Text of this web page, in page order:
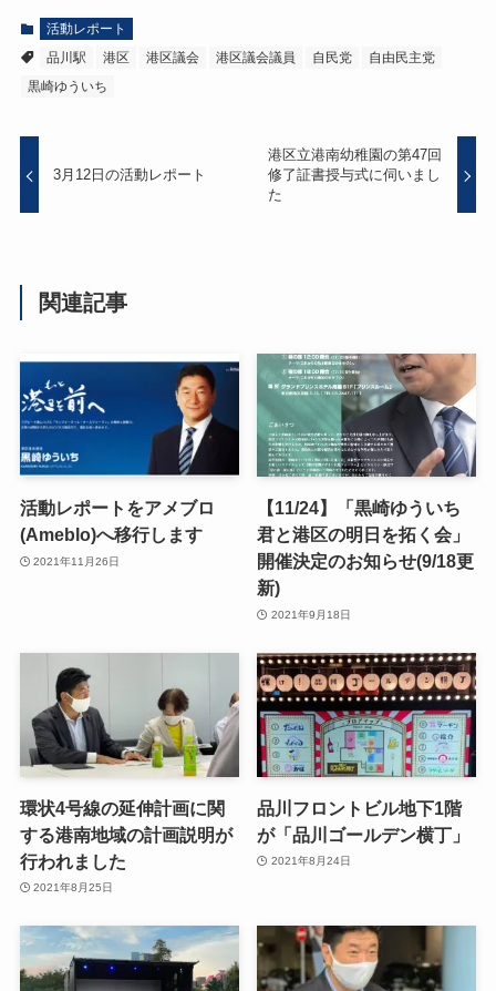
活動レポート
品川駅
港区 港区議会 港区議会議員 自民党
自由民主党
黒崎ゆういち
3月12日の活動レポート
港区立港南幼稚園の第47回
修了証書授与式に伺いまし
た
関連記事
活動レポートをアメブロ
(Ameblo)へ移行します
2021年11月26日
【11/24】「黒崎ゆういち
君と港区の明日を拓く会」
開催決定のお知らせ(9/18更
新)
2021年9月18日
環状4号線の延伸計画に関
する港南地域の計画説明が
行われました
2021年8月25日
品川フロントビル地下1階
が「品川ゴールデン横丁」
2021年8月24日